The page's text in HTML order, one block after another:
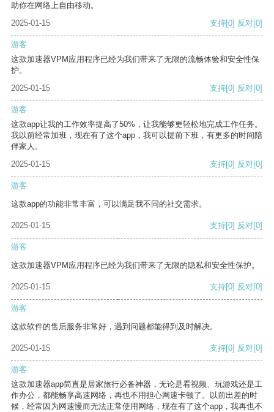
助你在网络上自由移动。
2025-01-15
支持[0] 反对[0]
游客
这款加速器VPM应用程序已经为我们带来了无限的流畅体验和安全性保
护。
2025-01-15
支持[0] 反对[0]
游客
这款app让我的工作效率提高了50%，让我能够更轻松地完成工作任务。
我以前经常加班，现在有了这个app，我可以提前下班，有更多的时间陪
伴家人。
2025-01-15
支持[0] 反对[0]
游客
这款app的功能非常丰富，可以满足我不同的社交需求。
2025-01-15 支持[0] 反对[0]
游客
这款加速器VPM应用程序已经为我们带来了无限的隐私和安全性保护。
2025-01-15 支持[0] 反对[0]
游客
这款软件的售后服务非常好，遇到问题都能得到及时解决。
2025-01-15 支持[0] 反对[0]
游客
这款加速器app简直是居家旅行必备神器，无论是看视频、玩游戏还是工
作办公，都能畅享高速网络，再也不用担心网速卡顿了。以前出差的时
候，经常因为网速慢而无法正常使用网络，现在有了这个app，我再也不